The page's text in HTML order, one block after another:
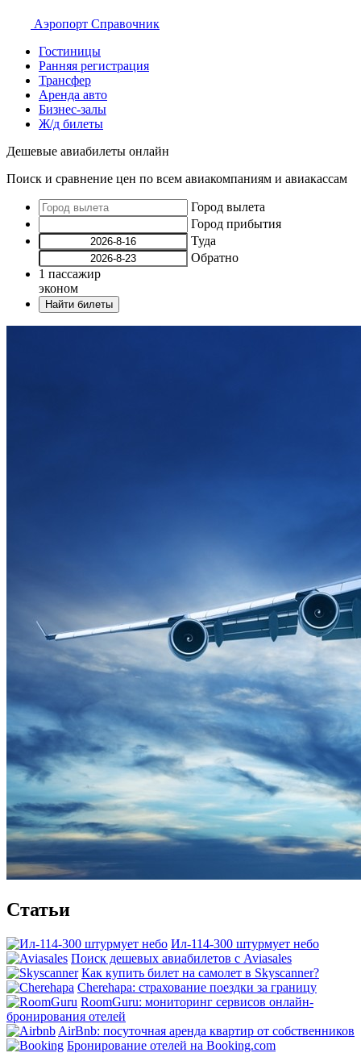
Аэропорт Справочник
Гостиницы
Ранняя регистрация
Трансфер
Аренда авто
Бизнес-залы
Ж/д билеты
Дешевые авиабилеты онлайн
Поиск и сравнение цен по всем авиакомпаниям и авиакассам
Город вылета
Город прибытия
Туда
Обратно
1 пассажир
эконом
Найти билеты
Статьи
Ил-114-300 штурмует небо
Поиск дешевых авиабилетов с Aviasales
Как купить билет на самолет в Skyscanner?
Cherehapa: страхование поездки за границу
RoomGuru: мониторинг сервисов онлайн-
бронирования отелей
AirBnb: посуточная аренда квартир от собственников
Бронирование отелей на Booking.com